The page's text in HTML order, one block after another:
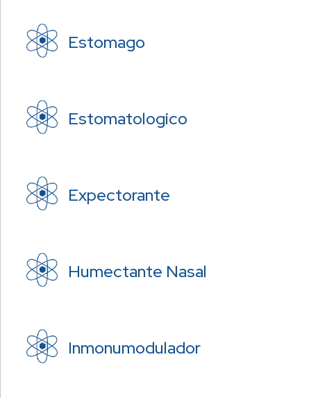
Estomago
Estomatologico
Expectorante
Humectante Nasal
Inmonumodulador